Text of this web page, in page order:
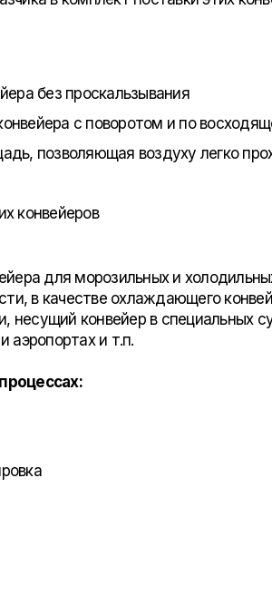
без проскальзывания
с поворотом и по
позволяющая воздуху легко
конвейеров
для морозильных и
в качестве охлаждающего
конвейер в специальных
аэропортах и т.п.